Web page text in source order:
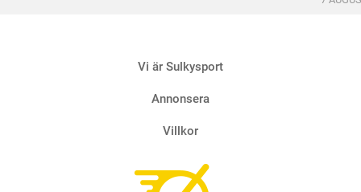
Vi är Sulkysport
Annonsera
Villkor